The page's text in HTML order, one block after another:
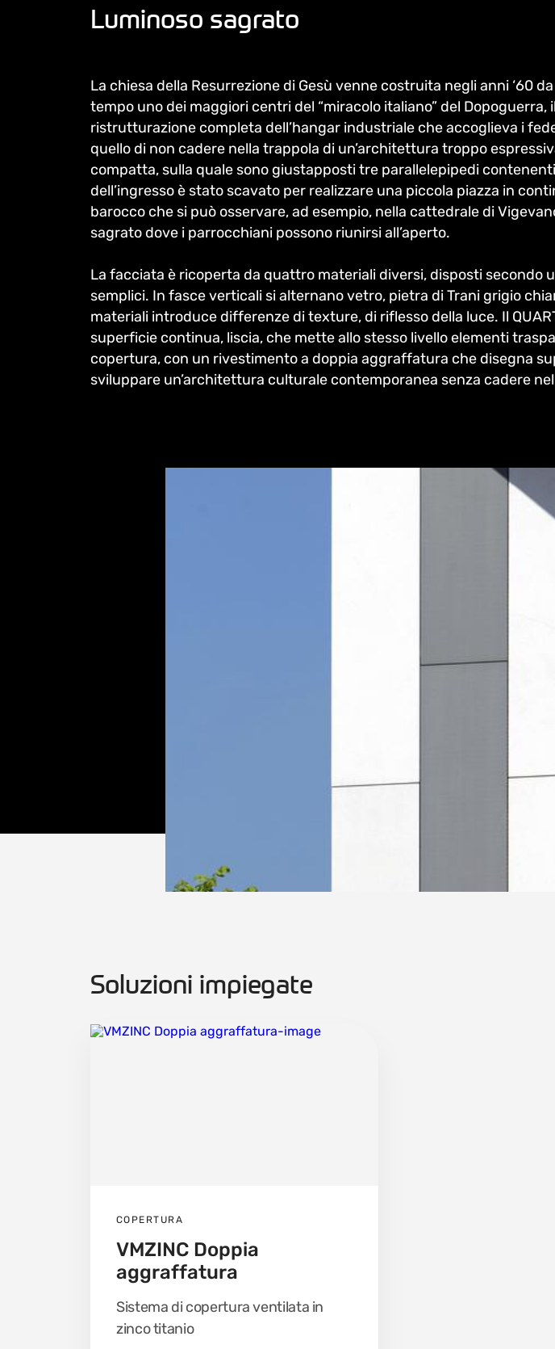
Luminoso sagrato
La chiesa della Resurrezione di Gesù venne costruita negli anni ‘60
tempo uno dei maggiori centri del “miracolo italiano” del
ristrutturazione completa dell’hangar industriale che accoglieva i
quello di non cadere nella trappola di un’architettura troppo
compatta, sulla quale sono giustapposti tre parallelepipedi
dell’ingresso è stato scavato per realizzare una piccola piazza in
barocco che si può osservare, ad esempio, nella cattedrale di
sagrato dove i parrocchiani possono riunirsi all’aperto.
La facciata è ricoperta da quattro materiali diversi, disposti
semplici. In fasce verticali si alternano vetro, pietra di Trani grigio
materiali introduce differenze di texture, di riflesso della luce. Il
superficie continua, liscia, che mette allo stesso livello elementi
copertura, con un rivestimento a doppia aggraffatura che disegna
sviluppare un’architettura culturale contemporanea senza cadere
Soluzioni impiegate
COPERTURA
VMZINC Doppia
aggraffatura
Sistema di copertura ventilata in
zinco titanio